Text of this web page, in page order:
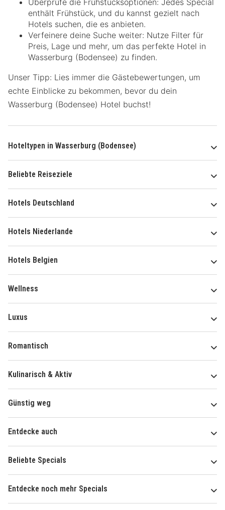
Überprüfe die Frühstücksoptionen: Jedes Special
enthält Frühstück, und du kannst gezielt nach
Hotels suchen, die es anbieten.
Verfeinere deine Suche weiter: Nutze Filter für
Preis, Lage und mehr, um das perfekte Hotel in
Wasserburg (Bodensee) zu finden.
Unser Tipp: Lies immer die Gästebewertungen, um
echte Einblicke zu bekommen, bevor du dein
Wasserburg (Bodensee) Hotel buchst!
Hoteltypen in Wasserburg (Bodensee)
Beliebte Reiseziele
Hotels Deutschland
Hotels Niederlande
Hotels Belgien
Wellness
Luxus
Romantisch
Kulinarisch & Aktiv
Günstig weg
Entdecke auch
Beliebte Specials
Entdecke noch mehr Specials